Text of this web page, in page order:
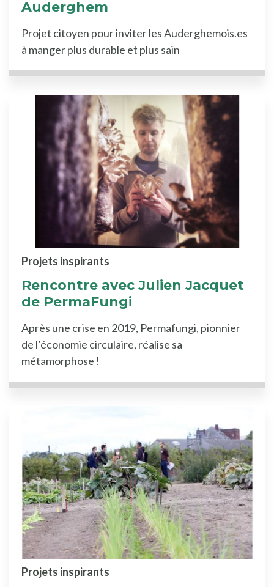
Auderghem
Projet citoyen pour inviter les Auderghemois.es
à manger plus durable et plus sain
Rencontre avec Julien Jacquet
de PermaFungi
Projets inspirants
Après une crise en 2019, Permafungi, pionnier
de l’économie circulaire, réalise sa
métamorphose !
Projets inspirants